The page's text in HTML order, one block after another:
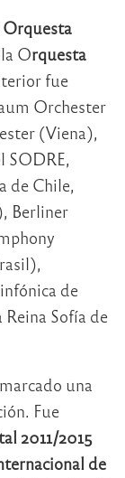
Orquesta
Orquesta
fue
Orchester
(Viena),
SODRE,
de Chile,
Berliner
de
Sofía de
una
Fue
2011/2015
de